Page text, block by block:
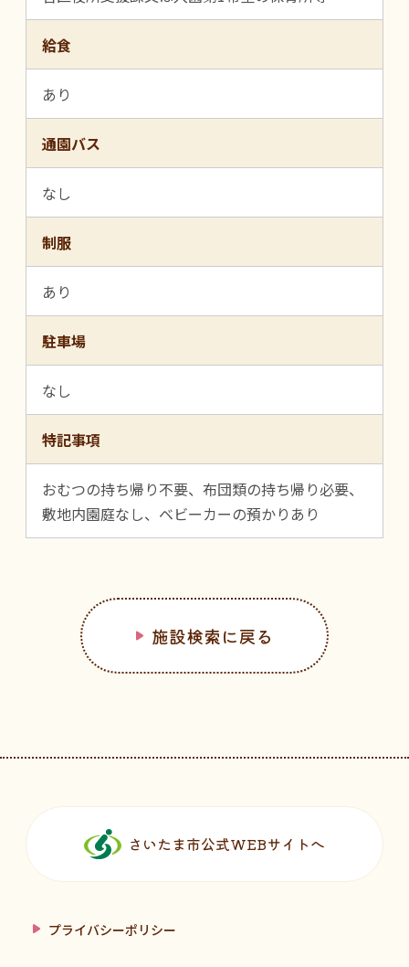
給食
あり
通園バス
なし
制服
あり
駐車場
なし
特記事項
おむつの持ち帰り不要、布団類の持ち帰り必要、
敷地内園庭なし、ベビーカーの預かりあり
施設検索に戻る
さいたま市公式WEBサイトへ
プライバシーポリシー